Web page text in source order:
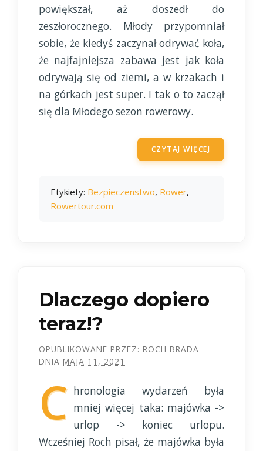
powiększał, aż doszedł do
zeszłorocznego. Młody przypomniał
sobie, że kiedyś zaczynał odrywać koła,
że najfajniejsza zabawa jest jak koła
odrywają się od ziemi, a w krzakach i
na górkach jest super. I tak o to zaczął
się dla Młodego sezon rowerowy.
CZYTAJ WIĘCEJ
Etykiety: Bezpieczenstwo, Rower,
Rowertour.com
Dlaczego dopiero
teraz!?
OPUBLIKOWANE PRZEZ: ROCH BRADA
DNIA MAJA 11, 2021
C hronologia wydarzeń była
mniej więcej taka: majówka ->
urlop -> koniec urlopu.
Wcześniej Roch pisał, że majówka była